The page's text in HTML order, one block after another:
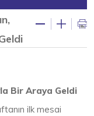
Bir Araya Geldi
ilk mesai